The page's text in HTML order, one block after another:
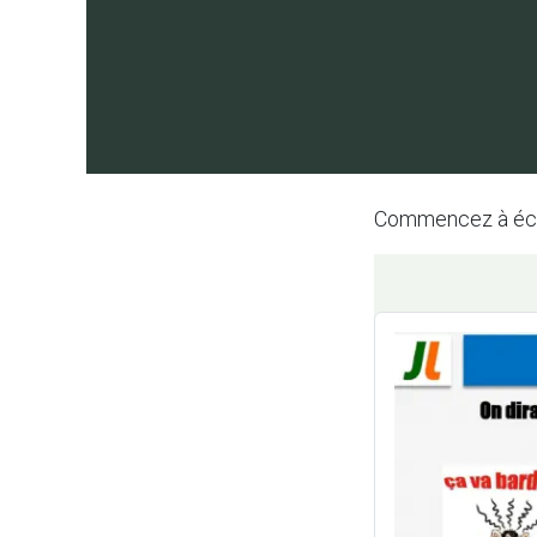
Commencez à